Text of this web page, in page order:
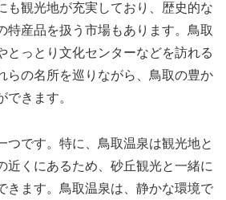
も観光地が充実しており、歴史的な
特産品を扱う市場もあります。鳥取
とっとり文化センターなどを訪れる
らの名所を巡りながら、鳥取の豊か
できます。
つです。特に、鳥取温泉は観光地と
近くにあるため、砂丘観光と一緒に
きます。鳥取温泉は、静かな環境で